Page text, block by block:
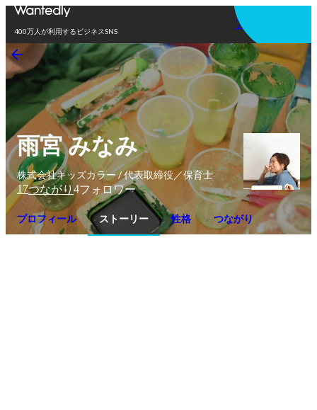
400万人が利用するビジネスSNS
アプリを使う
雨宮 みなみ
株式会社キッズカラー / 代表取締役／保育士
17つながり 4フォロワー
プロフィール ストーリー 性格 つながり